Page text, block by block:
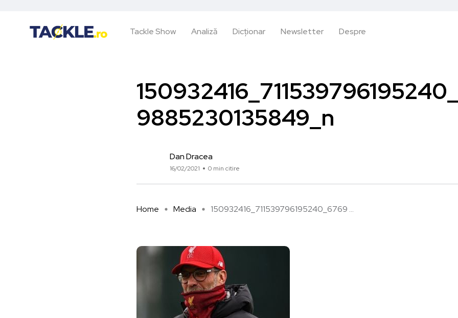
Tackle Show Analiză Dicționar Newsletter Despre
9885230135849_n
Dan Dracea
16/02/2021 0 min citire
Home Media 150932416_711539796195240_6769 ...